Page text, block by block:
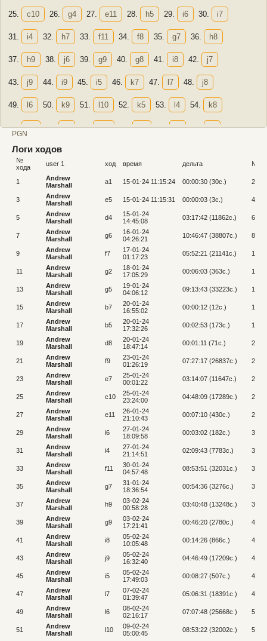
25. c10 26. g4 27. e11 28. h5 29. i6 30. i7
31. i4 32. h7 33. f11 34. f8 35. g7 36. h8
37. h9 38. j6 39. g9 40. g8 41. i8 42. j7
43. j9 44. i9 45. i5 46. k7 47. l7 48. j8
49. l6 50. k9 51. l10 52. k5 53. l4 54. k8
55. k6 56. l8 57. m7 58. d6 59. i3 60. i2
61. e6 62.
j5
PGN
Логи ходов
№
хода
user 1 ход время дельта №
1
Andrew
Marshall
a1 15-01-24 11:15:24 00:00:30 (30c.) 2
3
Andrew
Marshall
e5 15-01-24 11:15:31 00:00:03 (3c.) 4
5
Andrew
Marshall
d4
15-01-24
14:45:08
03:17:42 (11862c.) 6
7
Andrew
Marshall
g6
16-01-24
04:26:21
10:46:47 (38807c.) 8
9
Andrew
Marshall
f7
17-01-24
01:17:23
05:52:21 (21141c.) 10
11
Andrew
Marshall
g2
18-01-24
17:05:29
00:06:03 (363c.) 12
13
Andrew
Marshall
g5
19-01-24
04:06:12
09:13:43 (33223c.) 14
15
Andrew
Marshall
b7
20-01-24
16:55:02
00:00:12 (12c.) 16
17
Andrew
Marshall
b5
20-01-24
17:32:26
00:02:53 (173c.) 18
19
Andrew
Marshall
d8
20-01-24
18:47:14
00:01:11 (71c.) 20
21
Andrew
Marshall
f9
23-01-24
01:26:19
07:27:17 (26837c.) 22
23
Andrew
Marshall
e7
25-01-24
00:01:22
03:14:07 (11647c.) 24
25
Andrew
Marshall
c10
25-01-24
23:24:00
04:48:09 (17289c.) 26
27
Andrew
Marshall
e11
26-01-24
21:10:43
00:07:10 (430c.) 28
29
Andrew
Marshall
i6
27-01-24
18:09:58
00:03:02 (182c.) 30
31
Andrew
Marshall
i4
27-01-24
21:14:51
02:09:43 (7783c.) 32
33
Andrew
Marshall
f11
30-01-24
04:57:48
08:53:51 (32031c.) 34
35
Andrew
Marshall
g7
31-01-24
18:36:54
00:54:36 (3276c.) 36
37
Andrew
Marshall
h9
03-02-24
00:58:28
03:40:48 (13248c.) 38
39
Andrew
Marshall
g9
03-02-24
17:21:41
00:46:20 (2780c.) 40
41
Andrew
Marshall
i8
05-02-24
10:05:48
00:14:26 (866c.) 42
43
Andrew
Marshall
j9
05-02-24
16:32:40
04:46:49 (17209c.) 44
45
Andrew
Marshall
i5
05-02-24
17:49:03
00:08:27 (507c.) 46
47
Andrew
Marshall
l7
07-02-24
01:39:47
05:06:31 (18391c.) 48
49
Andrew
Marshall
l6
08-02-24
02:16:17
07:07:48 (25668c.) 50
51
Andrew
Marshall
l10
09-02-24
05:00:45
08:53:22 (32002c.) 52